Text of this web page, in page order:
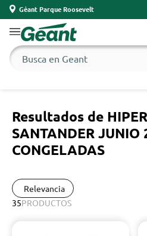
Géant Parque Roosevelt
Resultados de
SANTANDER JUNIO
CONGELADAS
Relevancia
35PRODUCTOS